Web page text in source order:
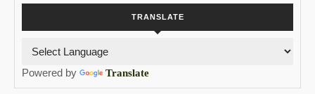
TRANSLATE
Powered by Translate